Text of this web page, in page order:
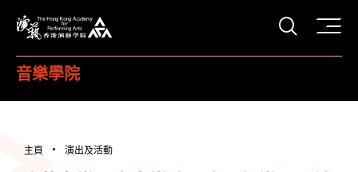
打開
音樂學院
主頁 演出及活動